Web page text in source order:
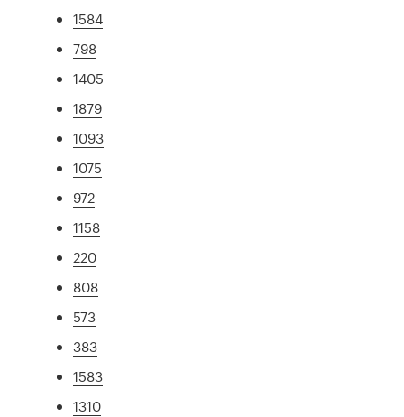
1584
798
1405
1879
1093
1075
972
1158
220
808
573
383
1583
1310